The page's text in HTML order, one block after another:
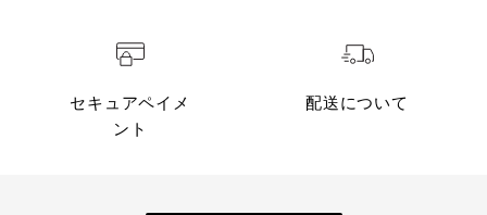
セキュアペイメ
ント
配送について